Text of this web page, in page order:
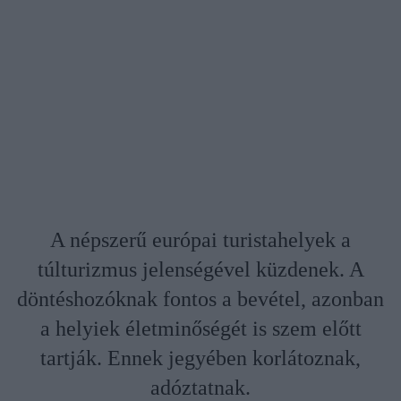
A népszerű európai turistahelyek a
túlturizmus jelenségével küzdenek. A
döntéshozóknak fontos a bevétel, azonban
a helyiek életminőségét is szem előtt
tartják. Ennek jegyében korlátoznak,
adóztatnak.